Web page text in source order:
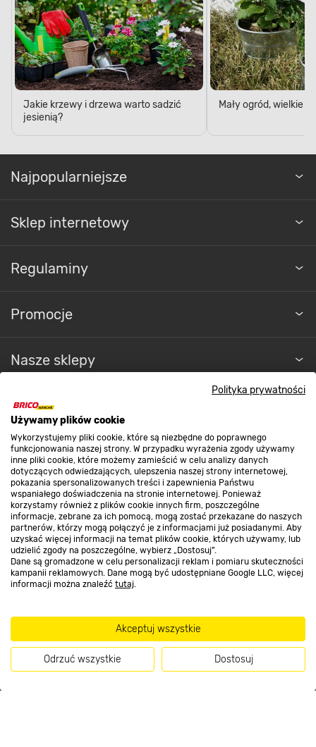
Polityka prywatności
Używamy plików cookie
Wykorzystujemy pliki cookie, które są niezbędne do poprawnego
funkcjonowania naszej strony. W przypadku wyrażenia zgody używamy
inne pliki cookie, które możemy zamieścić w celu analizy danych
dotyczących odwiedzających, ulepszenia naszej strony internetowej,
pokazania spersonalizowanych treści i zapewnienia Państwu
wspaniałego doświadczenia na stronie internetowej. Ponieważ
korzystamy również z plików cookie innych firm, poszczególne
informacje, zebrane za ich pomocą, mogą zostać przekazane do naszych
partnerów, którzy mogą połączyć je z informacjami już posiadanymi. Aby
uzyskać więcej informacji na temat plików cookie, których używamy, lub
udzielić zgody na poszczególne, wybierz „Dostosuj”.
Dane są gromadzone w celu personalizacji reklam i pomiaru skuteczności
kampanii reklamowych. Dane mogą być udostępniane Google LLC, więcej
informacji można znaleźć tutaj.
Akceptuj wszystkie
Odrzuć wszystkie Dostosuj
Jakie krzewy i drzewa warto sadzić
jesienią?
Mały ogród, wielkie
Najpopularniejsze
Sklep internetowy
Regulaminy
Promocje
Nasze sklepy
O nas
Kontakt do sklepu
Strefa biznesu
Dołącz do nas